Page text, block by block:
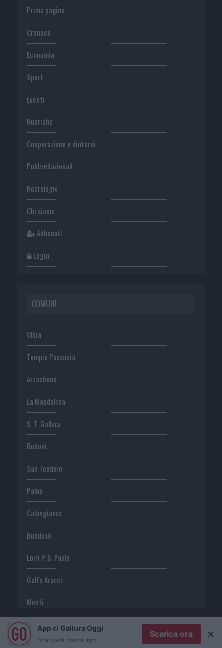
Prima pagina
Cronaca
Economia
Sport
Eventi
Rubriche
Cooperazione e dintorni
Publiredazionali
Necrologie
Chi siamo
Abbonati
Login
COMUNI
Olbia
Tempio Pausania
Arzachena
La Maddalena
S. T. Gallura
Budoni
San Teodoro
Palau
Calangianus
Buddusò
Loiri P. S. Paolo
Golfo Aranci
Monti
TeltiApp di Gallura Oggi
Scarica la nostra app
Scarica ora ×